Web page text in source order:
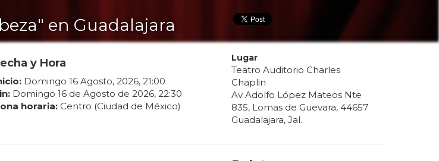
en Guadalajara
y Hora
Domingo 16 Agosto, 2026, 21:00
Domingo 16de Agosto de 2026, 22:30
horaria: Centro (Ciudad de México)
Lugar
Teatro Auditorio Charles
Chaplin
Av Adolfo López Mateos Nte
835, Lomas de Guevara, 44657
Guadalajara, Jal.